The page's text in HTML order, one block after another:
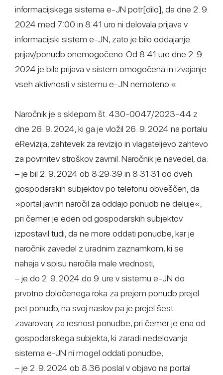
informacijskega sistema e-JN potr[dilo], da dne 2. 9.
2024 med 7:00 in 8:41 uro ni delovala prijava v
informacijski sistem e-JN, zato je bilo oddajanje
prijav/ponudb onemogočeno. Od 8:41 ure dne 2. 9.
2024 je bila prijava v sistem omogočena in izvajanje
vseh aktivnosti v sistemu e-JN nemoteno.«
Naročnik je s sklepom št. 430-0047/2023-44 z
dne 26. 9. 2024, ki ga je vložil 26. 9. 2024 na portalu
eRevizija, zahtevek za revizijo in vlagateljevo zahtevo
za povrnitev stroškov zavrnil. Naročnik je navedel, da:
– je bil 2. 9. 2024 ob 8:29:39 in 8:31:31 od dveh
gospodarskih subjektov po telefonu obveščen, da
»portal javnih naročil za oddajo ponudb ne deluje«,
pri čemer je eden od gospodarskih subjektov
izpostavil tudi, da ne more oddati ponudbe, kar je
naročnik zavedel z uradnim zaznamkom, ki se
nahaja v spisu naročila male vrednosti,
– je do 2. 9. 2024 do 9. ure v sistemu e-JN do
prvotno določenega roka za prejem ponudb prejel
pet ponudb, na svoj naslov pa je prejel šest
zavarovanj za resnost ponudbe, pri čemer je ena od
gospodarskega subjekta, ki zaradi nedelovanja
sistema e-JN ni mogel oddati ponudbe,
– je 2. 9. 2024 ob 8.36 poslal v objavo na portal